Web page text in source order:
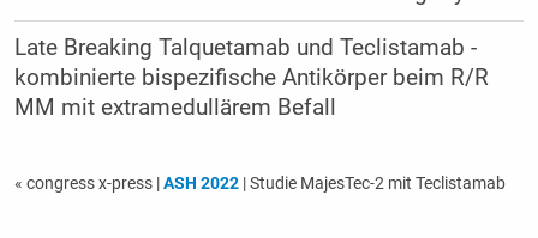
Late Breaking Talquetamab und Teclistamab -
kombinierte bispezifische Antikörper beim R/R
MM mit extramedullärem Befall
« congress x-press |ASH 2022| Studie MajesTec-2 mit Teclistamab